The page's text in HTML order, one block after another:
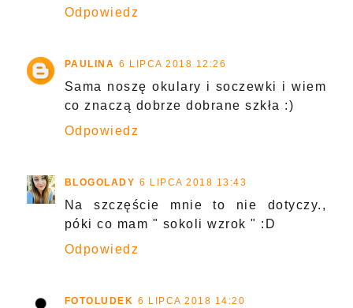
Odpowiedz
PAULINA 6 LIPCA 2018 12:26
Sama noszę okulary i soczewki i wiem
co znaczą dobrze dobrane szkła :)
Odpowiedz
BLOGOLADY 6 LIPCA 2018 13:43
Na szczęście mnie to nie dotyczy.,
póki co mam " sokoli wzrok " :D
Odpowiedz
FOTOLUDEK 6 LIPCA 2018 14:20